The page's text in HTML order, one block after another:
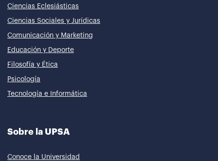
Ciencias Eclesiásticas
Ciencias Sociales y Jurídicas
Comunicación y Marketing
Educación y Deporte
Filosofía y Ética
Psicología
Tecnología e Informática
Sobre la UPSA
Conoce la Universidad